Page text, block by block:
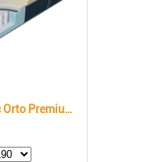
Ортопедический матрас Orto Premium Memory